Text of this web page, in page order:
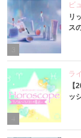
3
ビ
リ
ス
4
ラ
【
ッ